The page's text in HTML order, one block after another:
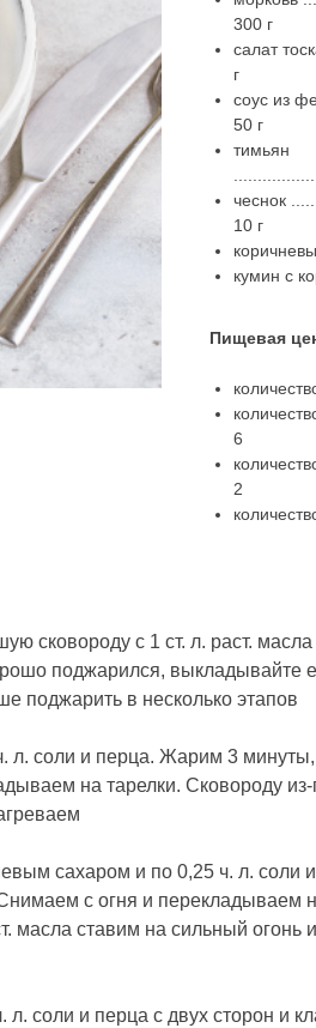
300 г
салат
г
соус из
50 г
тимьян
чеснок
10 г
кумин с
Пищевая
6
2
сковороду с 1 ст. л. раст. масла
поджарился, выкладывайте
поджарить в несколько этапов
л. соли и перца. Жарим 3 минуты,
на тарелки. Сковороду из-
сахаром и по 0,25 ч. л. соли
с огня и перекладываем
масла ставим на сильный огонь и
соли и перца с двух сторон и